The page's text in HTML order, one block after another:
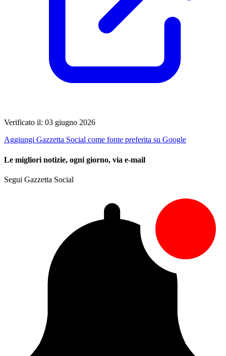
Verificato il: 03 giugno 2026
Aggiungi Gazzetta Social come fonte preferita su Google
Le migliori notizie, ogni giorno, via e-mail
Segui Gazzetta Social